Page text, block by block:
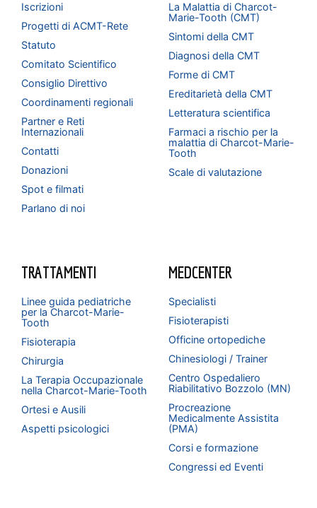
Iscrizioni
Progetti di ACMT-Rete
Statuto
Comitato Scientifico
Consiglio Direttivo
Coordinamenti regionali
Partner e Reti
Internazionali
Contatti
Donazioni
Spot e filmati
Parlano di noi
La Malattia di Charcot-
Marie-Tooth (CMT)
Sintomi della CMT
Diagnosi della CMT
Forme di CMT
Ereditarietà della CMT
Letteratura scientifica
Farmaci a rischio per la
malattia di Charcot-Marie-
Tooth
Scale di valutazione
TRATTAMENTI
Linee guida pediatriche
per la Charcot-Marie-
Tooth
Fisioterapia
Chirurgia
La Terapia Occupazionale
nella Charcot-Marie-Tooth
Ortesi e Ausili
Aspetti psicologici
MEDCENTER
Specialisti
Fisioterapisti
Officine ortopediche
Chinesiologi / Trainer
Centro Ospedaliero
Riabilitativo Bozzolo (MN)
Procreazione
Medicalmente Assistita
(PMA)
Corsi e formazione
Congressi ed Eventi